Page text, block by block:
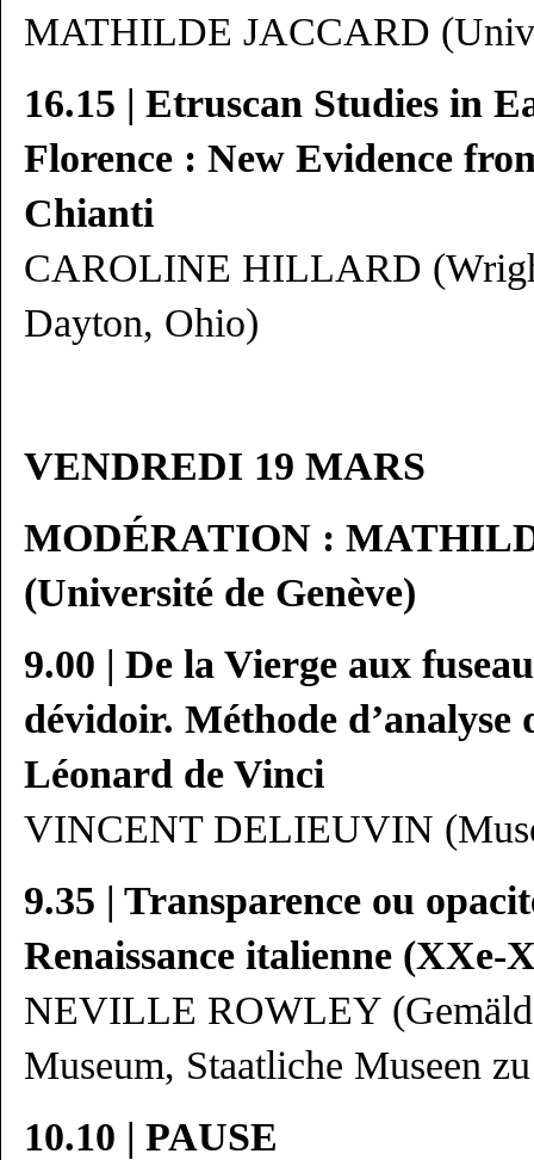
MATHILDE JACCARD
16.15 | Etruscan Studies in
Florence : New Evidence
Chianti
CAROLINE HILLARD
Dayton, Ohio)
VENDREDI 19 MARS
MODÉRATION :
(Université de Genève)
9.00 | De la Vierge aux
dévidoir. Méthode d’analyse
Léonard de Vinci
VINCENT DELIEUVIN
9.35 | Transparence ou
Renaissance italienne (XXe-
NEVILLE ROWLEY
Museum, Staatliche Museen
10.10 | PAUSE